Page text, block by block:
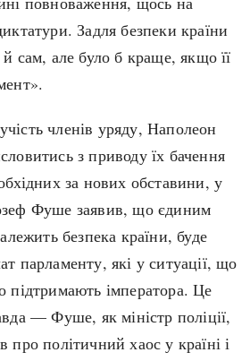
Задля безпеки країни
сам, але було б краще, якщо її
членів уряду, Наполеон
з приводу їх бачення
за нових обставини, у
Фуше заявив, що єдиним
безпека країни, буде
парламенту, які у ситуації, що
підтримають імператора. Це
— Фуше, як міністр поліції,
про політичний хаос у країні і